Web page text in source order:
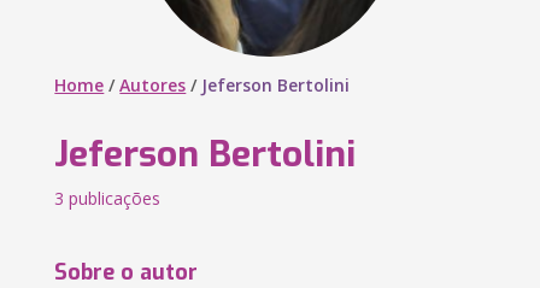
Home /Autores / Jeferson Bertolini
Jeferson Bertolini
3 publicações
Sobre o autor